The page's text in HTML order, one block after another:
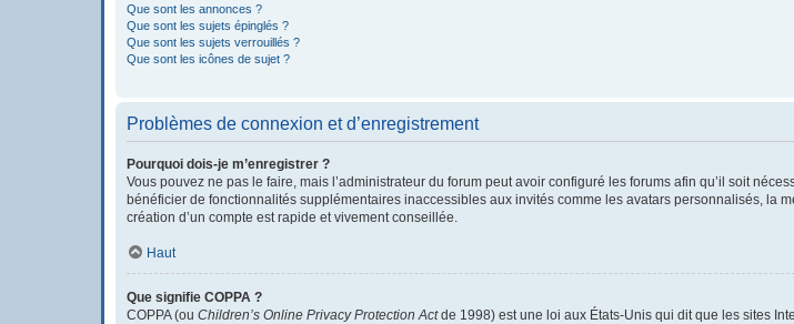
Que sont les annonces ?
Que sont les sujets épinglés ?
Que sont les sujets verrouillés ?
Que sont les icônes de sujet ?
Problèmes de connexion et d’enregistrement
Pourquoi dois-je m’enregistrer ?
Vous pouvez ne pas le faire, mais l’administrateur du forum peut avoir configuré les forums afin qu’il soit
bénéficier de fonctionnalités supplémentaires inaccessibles aux invités comme les avatars personnalisés, la
création d’un compte est rapide et vivement conseillée.
Haut
Que signifie COPPA ?
COPPA (ou Children’s Online Privacy Protection Actde 1998) est une loi aux États-Unis qui dit que les sites